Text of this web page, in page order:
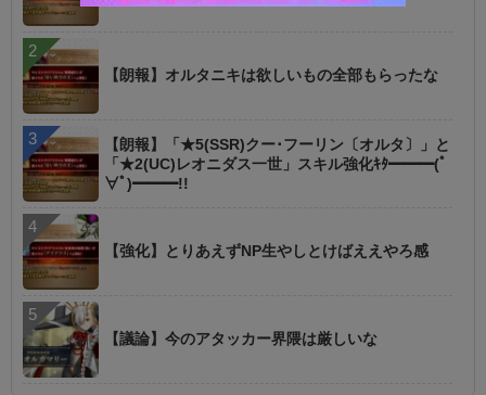
【朗報】オルタニキは欲しいもの全部もらったな
【朗報】「★5(SSR)クー･フーリン〔オルタ〕」と
「★2(UC)レオニダス一世」スキル強化ｷﾀ━━━(ﾟ
∀ﾟ)━━━!!
【強化】とりあえずNP生やしとけばええやろ感
【議論】今のアタッカー界隈は厳しいな